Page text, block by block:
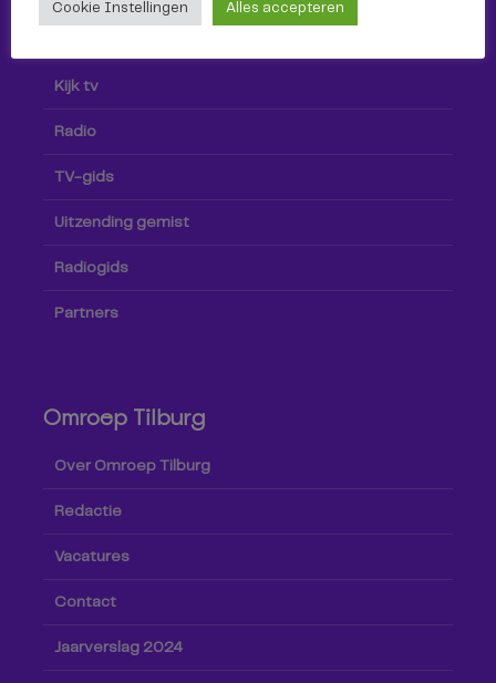
Kijk tv
Radio
TV-gids
Uitzending gemist
Radiogids
Partners
Omroep Tilburg
Over Omroep Tilburg
Redactie
Vacatures
Contact
Jaarverslag 2024
Cookie Instellingen Alles accepteren